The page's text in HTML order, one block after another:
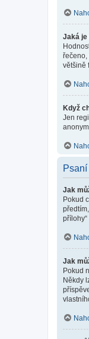
Jaká je
řečeno,
většině
Když
Jen
Jak
Pokud
přílohy“
Jak
Pokud
Někdy